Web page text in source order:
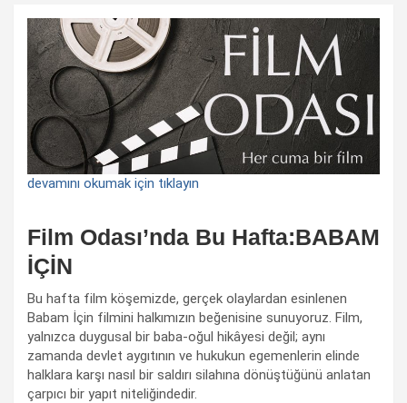
devamını okumak için tıklayın
Film Odası’nda Bu Hafta:BABAM
İÇİN
Bu hafta film köşemizde, gerçek olaylardan esinlenen
Babam İçin filmini halkımızın beğenisine sunuyoruz. Film,
yalnızca duygusal bir baba-oğul hikâyesi değil; aynı
zamanda devlet aygıtının ve hukukun egemenlerin elinde
halklara karşı nasıl bir saldırı silahına dönüştüğünü anlatan
çarpıcı bir yapıt niteliğindedir.